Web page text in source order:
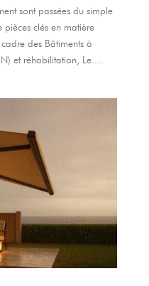
sont passées du simple
clés en matière
des Bâtiments à
et réhabilitation, Le....